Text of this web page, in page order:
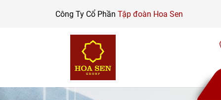
Công Ty Cổ Phần Tập đoàn Hoa Sen